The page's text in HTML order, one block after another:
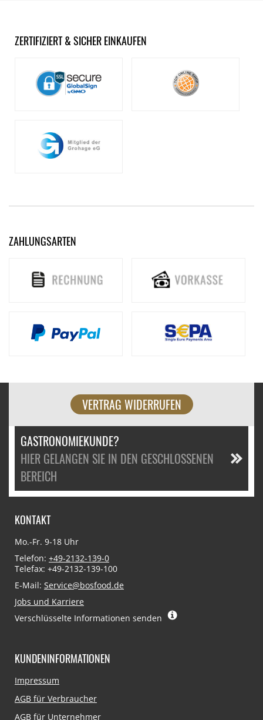
ZERTIFIZIERT & SICHER EINKAUFEN
ZAHLUNGSARTEN
VERTRAG WIDERRUFEN
GASTRONOMIEKUNDE?
HIER GELANGEN SIE IN DEN GESCHLOSSENEN
BEREICH
KONTAKT
Mo.-Fr. 9-18 Uhr
Telefon: +49-2132-139-0
Telefax: +49-2132-139-100
E-Mail: Service@bosfood.de
Jobs und Karriere
Verschlüsselte Informationen senden
KUNDENINFORMATIONEN
Navigation
Impressum
AGB für Verbraucher
AGB für Unternehmer